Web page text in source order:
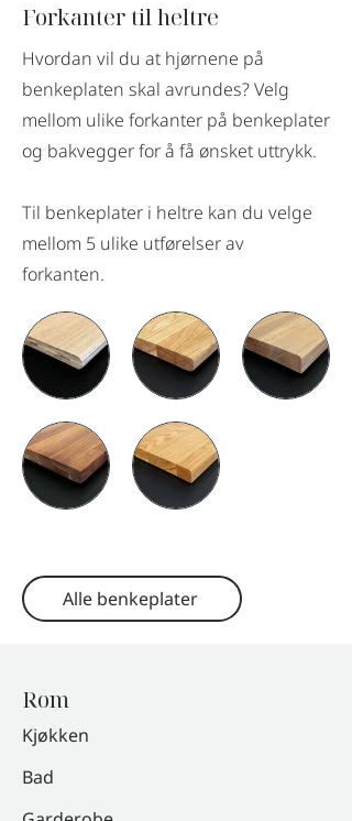
Forkanter til heltre
Hvordan vil du at hjørnene på
benkeplaten skal avrundes? Velg
mellom ulike forkanter på benkeplater
og bakvegger for å få ønsket uttrykk.
Til benkeplater i heltre kan du velge
mellom 5 ulike utførelser av
forkanten.
Alle benkeplater
Rom
Kjøkken
Bad